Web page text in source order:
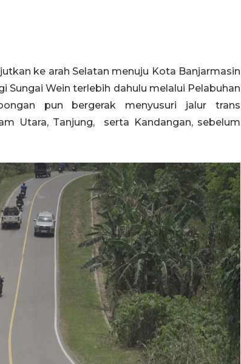
ke arah Selatan menuju Kota Banjarmasin
Sungai Wein terlebih dahulu melalui Pelabuhan
pun bergerak menyusuri jalur trans
Utara, Tanjung, serta Kandangan, sebelum